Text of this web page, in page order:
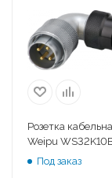
Розетка
Weipu
Под заказ